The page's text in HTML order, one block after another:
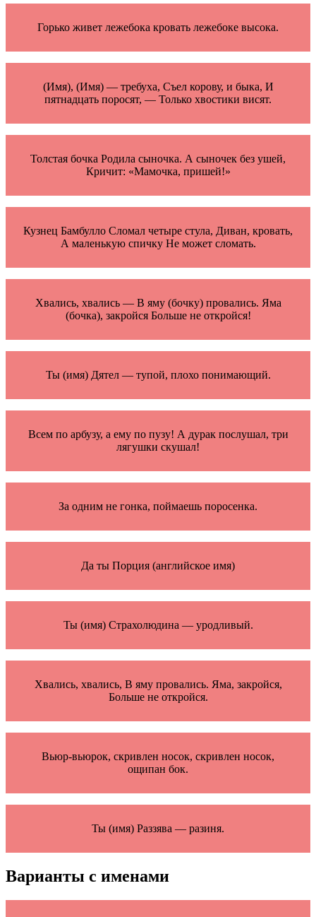
Горько живет лежебока кровать лежебоке высока.
(Имя), (Имя) — требуха, Съел корову, и быка, И
пятнадцать поросят, — Только хвостики висят.
Толстая бочка Родила сыночка. А сыночек без ушей,
Кричит: «Мамочка, пришей!»
Кузнец Бамбулло Сломал четыре стула, Диван, кровать,
А маленькую спичку Не может сломать.
Хвались, хвались — В яму (бочку) провались. Яма
(бочка), закройся Больше не откройся!
Ты (имя) Дятел — тупой, плохо понимающий.
Всем по арбузу, а ему по пузу! А дурак послушал, три
лягушки скушал!
За одним не гонка, поймаешь поросенка.
Да ты Порция (английское имя)
Ты (имя) Страхолюдина — уродливый.
Хвались, хвались, В яму провались. Яма, закройся,
Больше не откройся.
Вьюр-вьюрок, скривлен носок, скривлен носок,
ощипан бок.
Ты (имя) Раззява — разиня.
Варианты с именами